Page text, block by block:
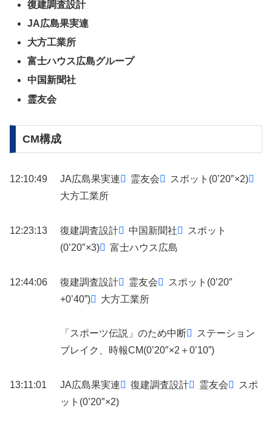
復建調査設計
JA広島果実連
大方工業所
富士ハウス広島グループ
中国新聞社
霊友会
CM構成
12:10:49 JA広島果実連 霊友会
スポット(0’20″×2)
大方工業所
12:23:13 復建調査設計 中国新聞社
スポット
(0’20″×3)
富士ハウス広島
12:44:06 復建調査設計 霊友会
スポット(0’20″
+0’40”)
大方工業所
「スポーツ伝説」のため中断
ステーション
ブレイク、時報CM(0’20″×2＋0’10”)
13:11:01 JA広島果実連 復建調査設計 霊友会
スポ
ット(0’20″×2)